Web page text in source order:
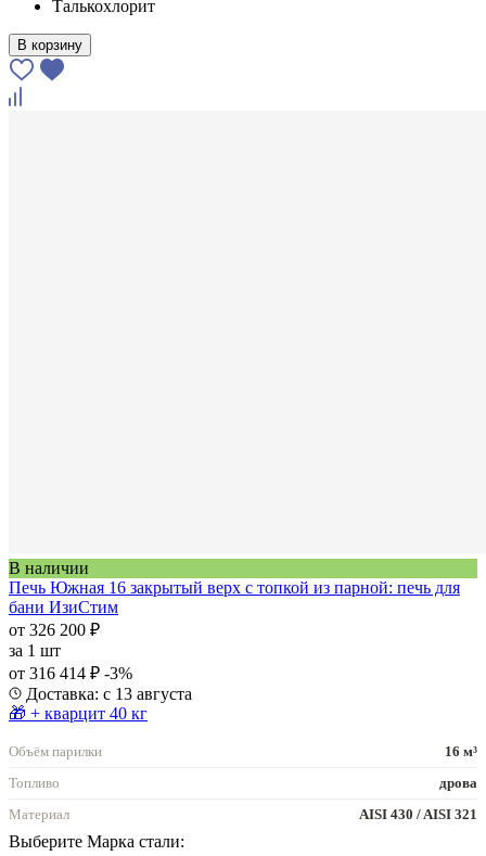
Талькохлорит
В корзину
В наличии
Печь Южная 16 закрытый верх с топкой из парной: печь для
бани ИзиСтим
от 326 200 ₽
за 1 шт
от 316 414 ₽ -3%
Доставка: с 13 августа
🎁 + кварцит 40 кг
Объём парилки
16 м³
Топливо
дрова
Материал
AISI 430 / AISI 321
Выберите Марка стали: